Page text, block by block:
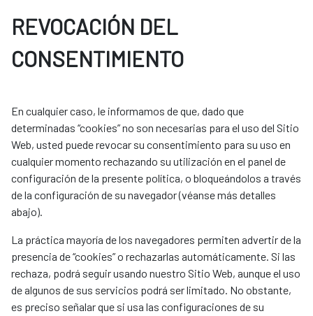
REVOCACIÓN DEL
CONSENTIMIENTO
En cualquier caso, le informamos de que, dado que
determinadas “cookies” no son necesarias para el uso del Sitio
Web, usted puede revocar su consentimiento para su uso en
cualquier momento rechazando su utilización en el panel de
configuración de la presente política, o bloqueándolos a través
de la configuración de su navegador (véanse más detalles
abajo).
La práctica mayoría de los navegadores permiten advertir de la
presencia de “cookies” o rechazarlas automáticamente. Si las
rechaza, podrá seguir usando nuestro Sitio Web, aunque el uso
de algunos de sus servicios podrá ser limitado. No obstante,
es preciso señalar que si usa las configuraciones de su